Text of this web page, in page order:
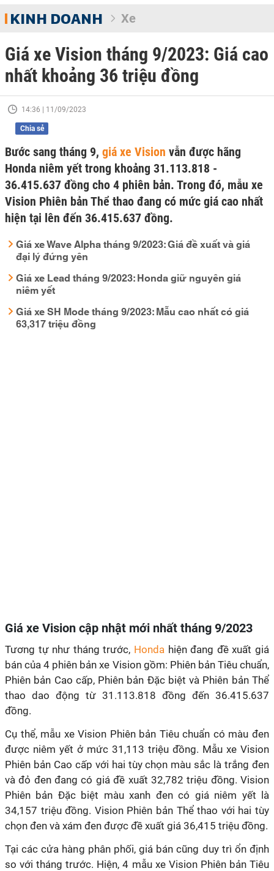
KINH DOANH Xe
Giá xe Vision tháng 9/2023: Giá cao
nhất khoảng 36 triệu đồng
14:36 | 11/09/2023
Chia sẻ
Bước sang tháng 9, giá xe Vision vẫn được hãng
Honda niêm yết trong khoảng 31.113.818 -
36.415.637 đồng cho 4 phiên bản. Trong đó, mẫu xe
Vision Phiên bản Thể thao đang có mức giá cao nhất
hiện tại lên đến 36.415.637 đồng.
Giá xe Wave Alpha tháng 9/2023: Giá đề xuất và giá
đại lý đứng yên
Giá xe Lead tháng 9/2023: Honda giữ nguyên giá
niêm yết
Giá xe SH Mode tháng 9/2023: Mẫu cao nhất có giá
63,317 triệu đồng
Giá xe Vision cập nhật mới nhất tháng 9/2023
Tương tự như tháng trước, Honda hiện đang đề xuất giá
bán của 4 phiên bản xe Vision gồm: Phiên bản Tiêu chuẩn,
Phiên bản Cao cấp, Phiên bản Đặc biệt và Phiên bản Thể
thao dao động từ 31.113.818 đồng đến 36.415.637
đồng.
Cụ thể, mẫu xe Vision Phiên bản Tiêu chuẩn có màu đen
được niêm yết ở mức 31,113 triệu đồng. Mẫu xe Vision
Phiên bản Cao cấp với hai tùy chọn màu sắc là trắng đen
và đỏ đen đang có giá đề xuất 32,782 triệu đồng. Vision
Phiên bản Đặc biệt màu xanh đen có giá niêm yết là
34,157 triệu đồng. Vision Phiên bản Thể thao với hai tùy
chọn đen và xám đen được đề xuất giá 36,415 triệu đồng.
Tại các cửa hàng phân phối, giá bán cũng duy trì ổn định
so với tháng trước. Hiện, 4 mẫu xe Vision Phiên bản Tiêu